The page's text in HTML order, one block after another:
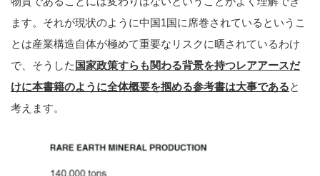
ます。それが現状のように中国1国に席巻されているというこ
とは産業構造自体が極めて重要なリスクに晒されているわけ
で、そうした 国家政策すらも関わる背景を持つレアアースだ
けに本書籍のように全体概要を掴める参考書は大事であると
考えます。